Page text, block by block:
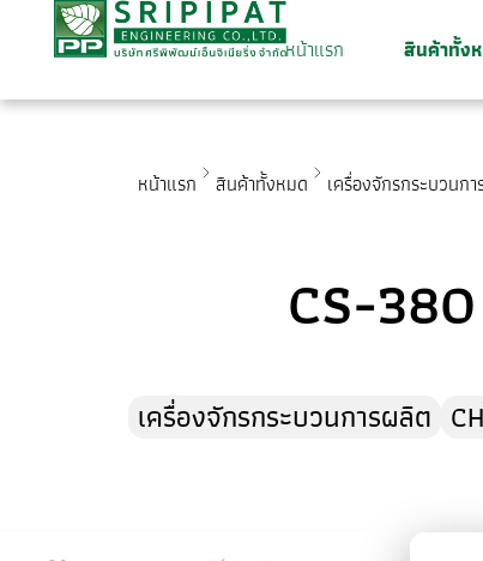
หน้าแรก สินค้าทั้ง
หน้าแรก สินค้าทั้งหมด เครื่องจักรกระบวนก
CS-
เครื่องจักรกระบวนการผลิต